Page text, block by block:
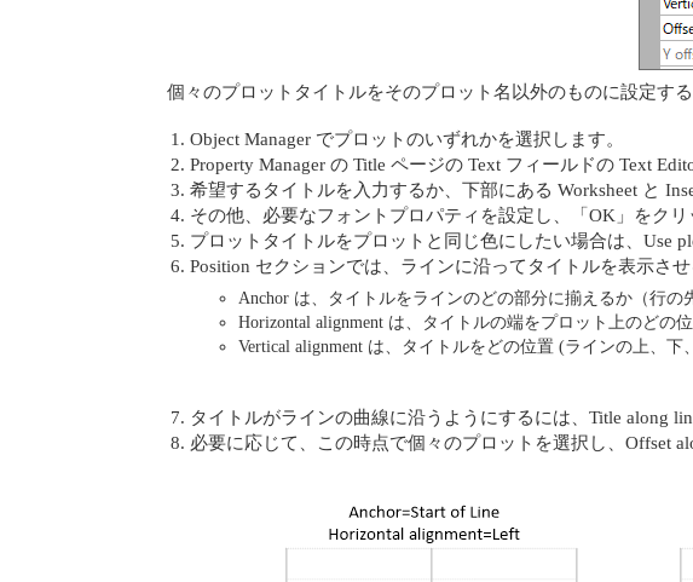
個々のプロットタイトルをそのプロット名以外のものに設定す
Object Manager でプロットのいずれかを選択します。
Property Manager の Title ページの Text フィールドの Text
希望するタイトルを入力するか、下部にある Worksheet と
その他、必要なフォントプロパティを設定し、「OK」をクリ
プロットタイトルをプロットと同じ色にしたい場合は、Use
Position セクションでは、ラインに沿ってタイトルを表示さ
Anchor は、タイトルをラインのどの部分に揃えるか（行の
Horizontal alignment は、タイトルの端をプロット上のどの
Vertical alignment は、タイトルをどの位置 (ラインの上、下
タイトルがラインの曲線に沿うようにするには、Title along
必要に応じて、この時点で個々のプロットを選択し、Offset